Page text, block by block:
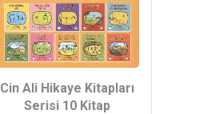
Cin Ali Hikaye Kitapları
Serisi 10 Kitap